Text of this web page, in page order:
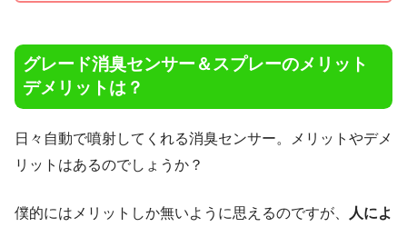
グレード消臭センサー＆スプレーのメリット
デメリットは？
日々自動で噴射してくれる消臭センサー。メリットやデメ
リットはあるのでしょうか？
僕的にはメリットしか無いように思えるのですが、
人によ